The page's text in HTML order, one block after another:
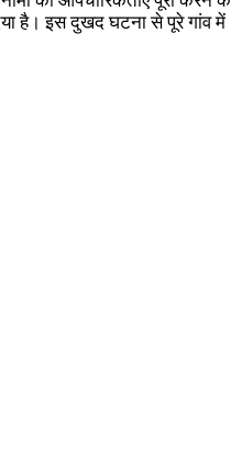
है। इस दुखद घटना से पूरे गांव में